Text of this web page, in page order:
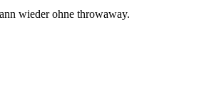
wieder ohne throwaway.